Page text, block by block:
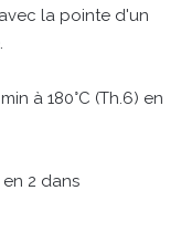
la pointe d'un
à 180°C (Th.6) en
2 dans